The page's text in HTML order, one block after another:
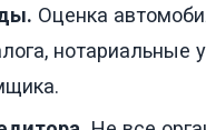
Оценка
нотариальные